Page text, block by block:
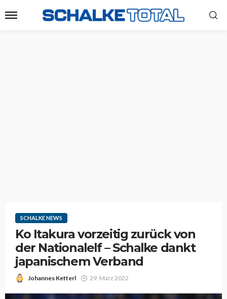
SCHALKE NEWS
Ko Itakura vorzeitig zurück von
der Nationalelf – Schalke dankt
japanischem Verband
Johannes Ketterl 29. März 2022